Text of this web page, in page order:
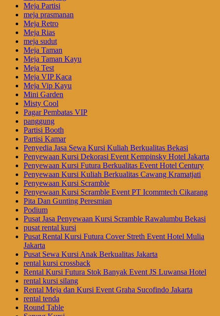
Meja Partisi
meja prasmanan
Meja Retro
Meja Rias
meja sudut
Meja Taman
Meja Taman Kayu
Meja Test
Meja VIP Kaca
Meja Vip Kayu
Mini Garden
Misty Cool
Pagar Pembatas VIP
panggung
Partisi Booth
Partisi Kamar
Penyedia Jasa Sewa Kursi Kuliah Berkualitas Bekasi
Penyewaan Kursi Dekorasi Event Kempinsky Hotel Jakarta
Penyewaan Kursi Futura Berkualitas Event Hotel Century
Penyewaan Kursi Kuliah Berkualitas Cawang Kramatjati
Penyewaan Kursi Scramble
Penyewaan Kursi Scramble Event PT Icommtech Cikarang
Pita Dan Gunting Peresmian
Podium
Pusat Jasa Penyewaan Kursi Scramble Rawalumbu Bekasi
pusat rental kursi
Pusat Rental Kursi Futura Cover Streth Event Hotel Mulia
Jakarta
Pusat Sewa Kursi Anak Berkualitas Jakarta
rental kursi crossback
Rental Kursi Futura Stok Banyak Event JS Luwansa Hotel
rental kursi silang
Rental Meja dan Kursi Event Graha Sucofindo Jakarta
rental tenda
Round Table